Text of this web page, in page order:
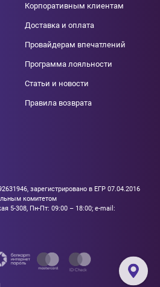
Корпоративным клиентам
Доставка и оплата
Провайдерам впечатлений
Программа лояльности
Статьи и новости
Правила возврата
зарегистрировано в ЕГР 07.04.2016
комитетом
5-308, Пн-Пт: 09:00 – 18:00; e-mail: